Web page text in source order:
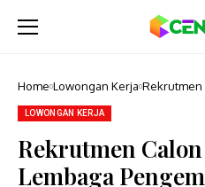
Home Lowongan Kerja Rekrutmen
LOWONGAN KERJA
Rekrutmen
Lembaga